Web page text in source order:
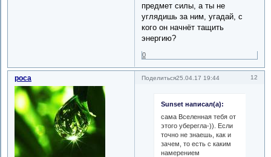
предмет силы, а ты не
углядишь за ним, угадай, с
кого он начнёт тащить
энергию?
0
Поделиться 12
25.04.17 19:44
роса
Sunset написал(а):
сама Вселенная тебя от
этого уберегла-)). Если
точно не знаешь, как и
зачем, то есть с каким
намерением